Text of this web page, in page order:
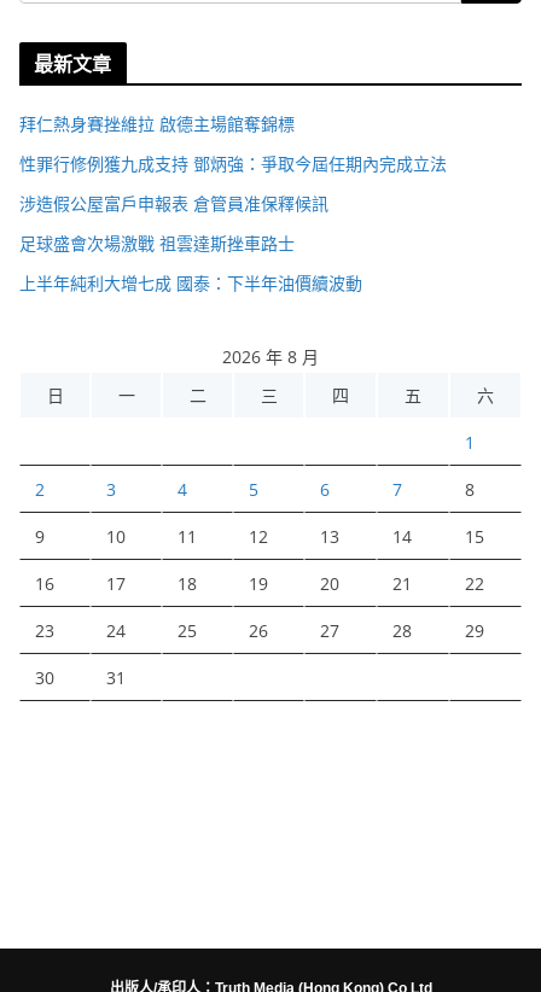
最新文章
拜仁熱身賽挫維拉 啟德主場館奪錦標
性罪行修例獲九成支持 鄧炳強：爭取今屆任期內完成立法
涉造假公屋富戶申報表 倉管員准保釋候訊
足球盛會次場激戰 祖雲達斯挫車路士
上半年純利大增七成 國泰：下半年油價續波動
2026 年 8 月
日
一 二 三 四 五 六
1
2 3 4 5 6 7 8
9 10 11 12 13 14 15
16 17 18 19 20 21 22
23 24 25 26 27 28 29
30 31
出版人/承印人：Truth Media (Hong Kong) Co Ltd